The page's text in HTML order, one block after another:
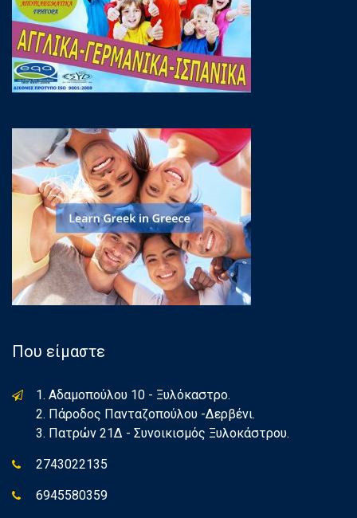
Που είμαστε
1. Αδαμοπούλου 10 - Ξυλόκαστρο.
2. Πάροδος Πανταζοπούλου -Δερβένι.
3. Πατρών 21Δ - Συνοικισμός Ξυλοκάστρου.
2743022135
6945580359